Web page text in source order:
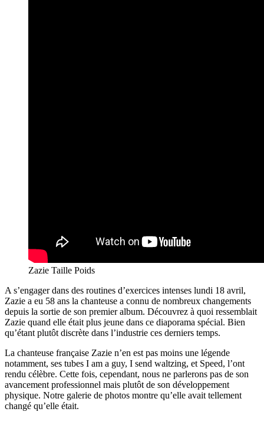
Zazie Taille Poids
A s’engager dans des routines d’exercices intenses lundi 18 avril,
Zazie a eu 58 ans la chanteuse a connu de nombreux changements
depuis la sortie de son premier album. Découvrez à quoi ressemblait
Zazie quand elle était plus jeune dans ce diaporama spécial. Bien
qu’étant plutôt discrète dans l’industrie ces derniers temps.
La chanteuse française Zazie n’en est pas moins une légende
notamment, ses tubes I am a guy, I send waltzing, et Speed, l’ont
rendu célèbre. Cette fois, cependant, nous ne parlerons pas de son
avancement professionnel mais plutôt de son développement
physique. Notre galerie de photos montre qu’elle avait tellement
changé qu’elle était.